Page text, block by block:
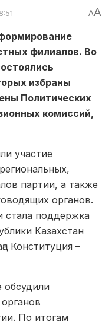
AA
филиалов. Во
избраны
Политических
комиссий,
участие
партии, а также
органов.
стала поддержка
Казахстан
Конституция –
обсудили
По итогам